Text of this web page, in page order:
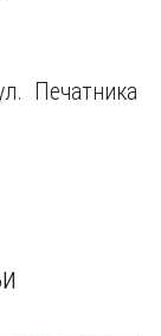
Печатника